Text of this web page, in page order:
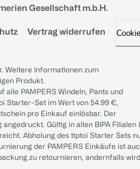
Gesellschaft m.b.H.
Vertrag widerrufen
Weitere Informationen zum
Produkt.
alle PAMPERS Windeln, Pants und
Starter-Set im Wert von 54.99 €,
pro Einkauf einlösbar. Der
Gültig in allen BIPA Filialen
Abholung des tiptoi Starter Sets
der PAMPERS Einkäufe ist
zu retournieren, andernfalls wird